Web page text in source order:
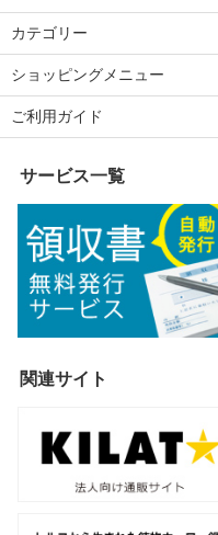
カテゴリー
ショッピングメニュー
ご利用ガイド
サービス一覧
関連サイト